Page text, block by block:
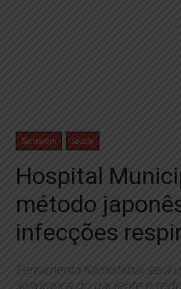
Santarém Saúde
Hospital
método
infecções
Ferramenta Kamishibai será
segurança do paciente e